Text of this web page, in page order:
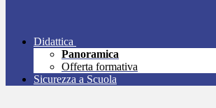
Didattica
Panoramica
Offerta formativa
Sicurezza a Scuola